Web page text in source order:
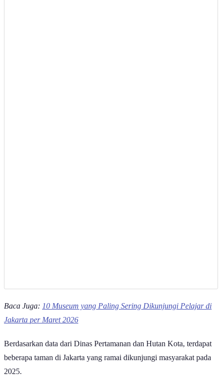
Baca Juga: 10 Museum yang Paling Sering Dikunjungi Pelajar di
Jakarta per Maret 2026
Berdasarkan data dari Dinas Pertamanan dan Hutan Kota, terdapat
beberapa taman di Jakarta yang ramai dikunjungi masyarakat pada
2025.